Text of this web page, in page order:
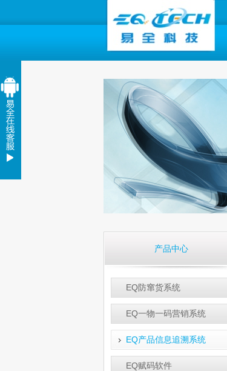
产品中心
EQ防窜货系统
EQ一物一码营销系统
EQ产品信息追溯系统
EQ赋码软件